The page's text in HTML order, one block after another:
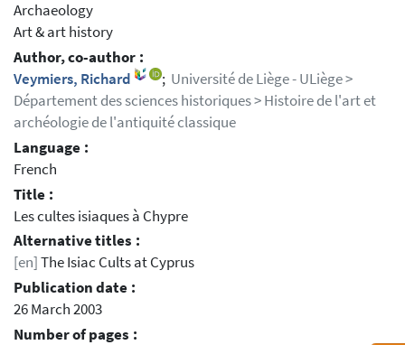
Archaeology
Art & art history
Author, co-author :
Veymiers, Richard
; Université de Liège - ULiège >
Département des sciences historiques > Histoire de l'art et
archéologie de l'antiquité classique
Language :
French
Title :
Les cultes isiaques à Chypre
Alternative titles :
[en]The Isiac Cults at Cyprus
Publication date :
26 March 2003
Number of pages :